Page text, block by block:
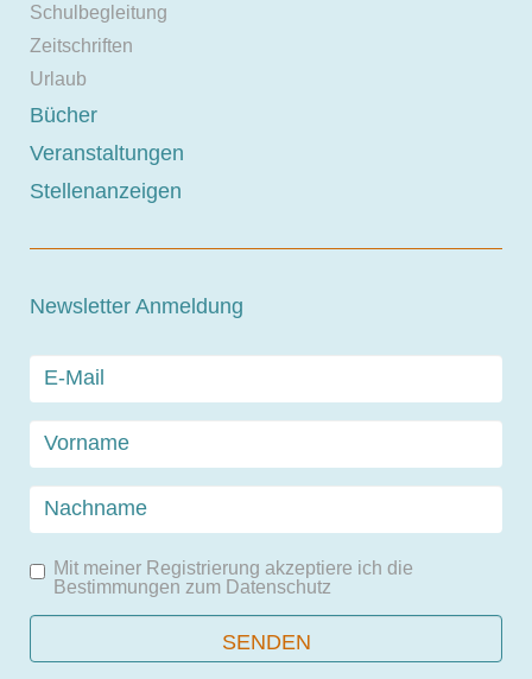
Schulbegleitung
Zeitschriften
Urlaub
Bücher
Veranstaltungen
Stellenanzeigen
Newsletter Anmeldung
Mit meiner Registrierung akzeptiere ich die
Bestimmungen zum Datenschutz